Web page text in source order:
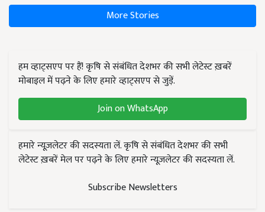
More Stories
हम व्हाट्सएप पर हैं! कृषि से संबंधित देशभर की सभी लेटेस्ट ख़बरें
मोबाइल में पढ़ने के लिए हमारे व्हाट्सएप से जुड़ें.
Join on WhatsApp
हमारे न्यूज़लेटर की सदस्यता लें. कृषि से संबंधित देशभर की सभी
लेटेस्ट ख़बरें मेल पर पढ़ने के लिए हमारे न्यूज़लेटर की सदस्यता लें.
Subscribe Newsletters